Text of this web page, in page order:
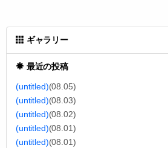
ギャラリー
最近の投稿
(untitled)(08.05)
(untitled)(08.03)
(untitled)(08.02)
(untitled)(08.01)
(untitled)(08.01)